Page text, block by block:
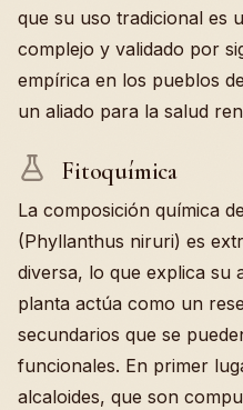
que su uso tradicional es
complejo y validado por
empírica en los pueblos
un aliado para la salud
Fitoquímica
La composición química
(Phyllanthus niruri) es
diversa, lo que explica su
planta actúa como un
secundarios que se
funcionales. En primer
alcaloides, que son